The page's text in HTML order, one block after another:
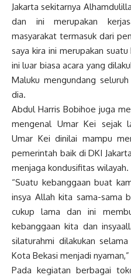
Jakarta sekitarnya
dan ini merupakan
masyarakat termasuk dari
saya kira ini merupakan
ini luar biasa acara yang
Maluku mengundang
dia.
Abdul Harris Bobihoe juga
mengenal Umar Kei sejak
Umar Kei dinilai mampu
pemerintah baik di DKI
menjaga kondusifitas wilayah.
“Suatu kebanggaan buat
insya Allah kita sama-sama
cukup lama dan ini
kebanggaan kita dan
silaturahmi dilakukan
Kota Bekasi menjadi
Pada kegiatan berbagai